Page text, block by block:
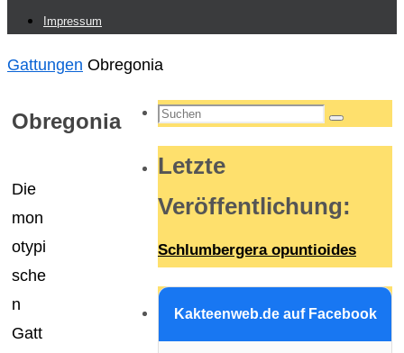
Impressum
Start
Gattungen Obregonia
Obregonia
Die
mon
otypi
sche
n
Gatt
Suchen
Suchen
Letzte
Veröffentlichung:
Schlumbergera opuntioides
Kakteenweb.de auf Facebook